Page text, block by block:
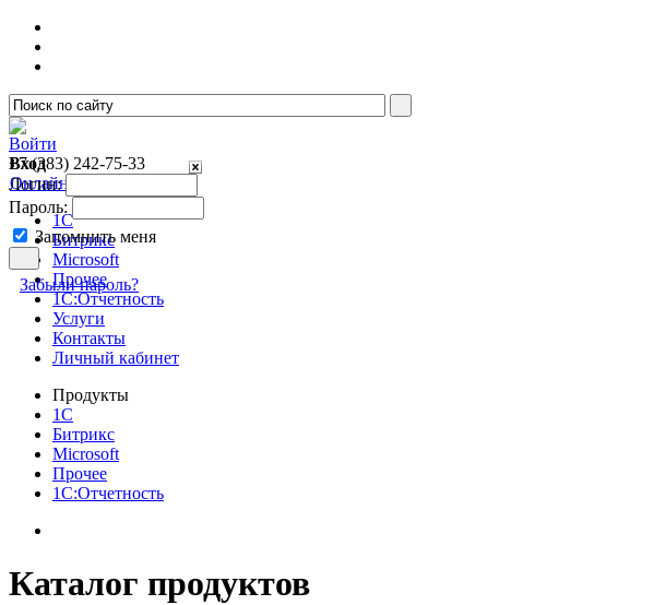
Войти
Вход
Логин:
Пароль:
Запомнить меня
Забыли пароль?
+7 (383) 242-75-33
Онлайн консультант
1С
Битрикс
Microsoft
Прочее
1С:Отчетность
Услуги
Контакты
Личный кабинет
Продукты
1С
Битрикс
Microsoft
Прочее
1С:Отчетность
Каталог продуктов